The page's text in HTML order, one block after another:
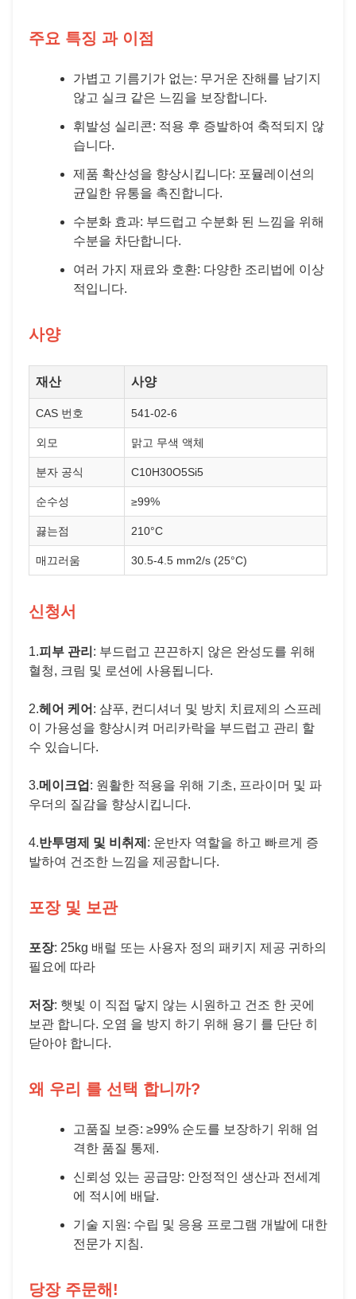
주요 특징 과 이점
가볍고 기름기가 없는: 무거운 잔해를 남기지
않고 실크 같은 느낌을 보장합니다.
휘발성 실리콘: 적용 후 증발하여 축적되지 않
습니다.
제품 확산성을 향상시킵니다: 포뮬레이션의
균일한 유통을 촉진합니다.
수분화 효과: 부드럽고 수분화 된 느낌을 위해
수분을 차단합니다.
여러 가지 재료와 호환: 다양한 조리법에 이상
적입니다.
사양
재산 사양
CAS 번호 541-02-6
외모 맑고 무색 액체
분자 공식 C10H30O5Si5
순수성 ≥99%
끓는점 210°C
매끄러움 30.5-4.5 mm2/s (25°C)
신청서
1.피부 관리 : 부드럽고 끈끈하지 않은 완성도를 위해
혈청, 크림 및 로션에 사용됩니다.
2.헤어 케어 : 샴푸, 컨디셔너 및 방치 치료제의 스프레
이 가용성을 향상시켜 머리카락을 부드럽고 관리 할
수 있습니다.
3.메이크업 : 원활한 적용을 위해 기초, 프라이머 및 파
우더의 질감을 향상시킵니다.
4.반투명제 및 비취제 : 운반자 역할을 하고 빠르게 증
발하여 건조한 느낌을 제공합니다.
포장 및 보관
포장: 25kg 배럴 또는 사용자 정의 패키지 제공 귀하의
필요에 따라
저장: 햇빛 이 직접 닿지 않는 시원하고 건조 한 곳에
보관 합니다. 오염 을 방지 하기 위해 용기 를 단단 히
닫아야 합니다.
왜 우리 를 선택 합니까?
고품질 보증: ≥99% 순도를 보장하기 위해 엄
격한 품질 통제.
신뢰성 있는 공급망: 안정적인 생산과 전세계
에 적시에 배달.
기술 지원: 수립 및 응용 프로그램 개발에 대한
전문가 지침.
당장 주문해!